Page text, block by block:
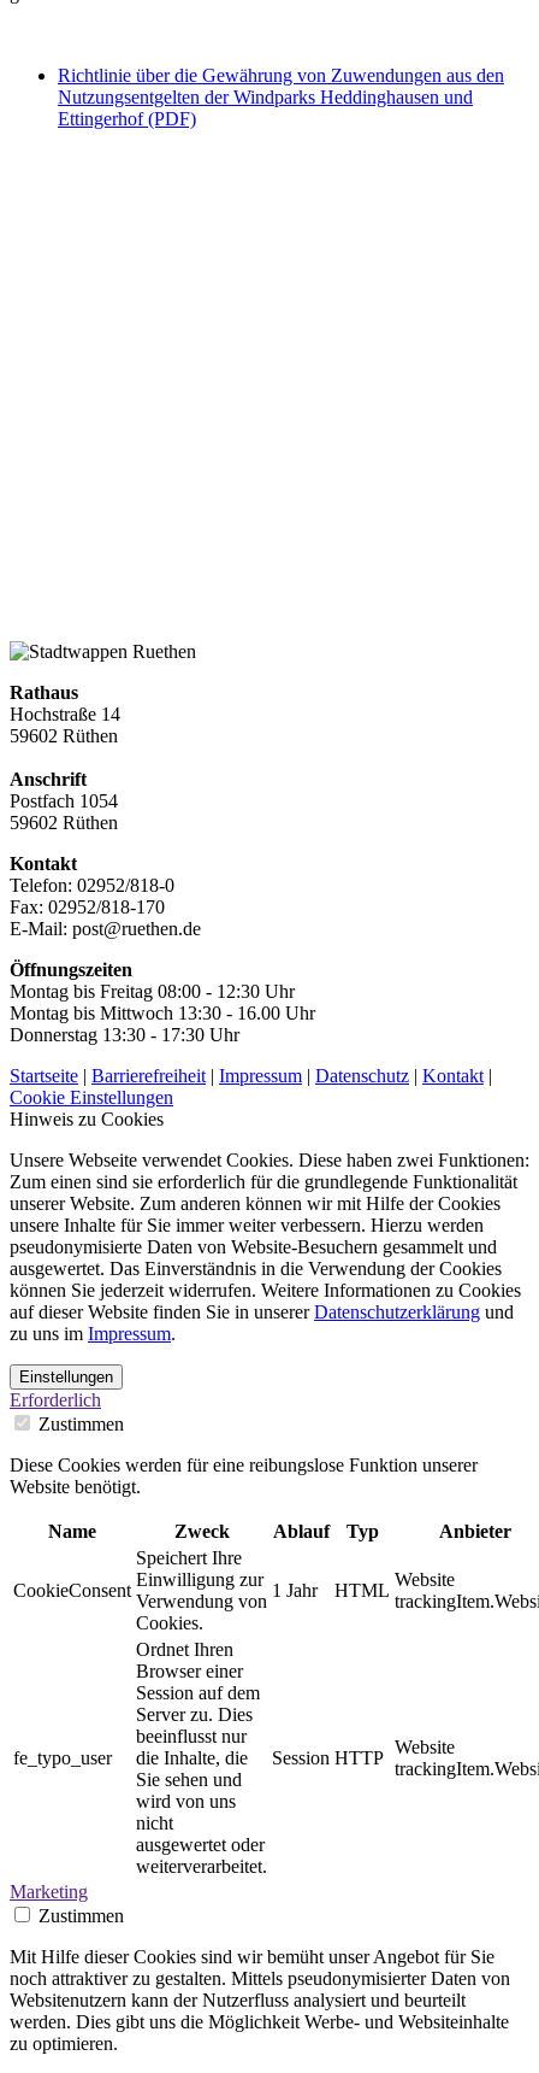
Richtlinie über die Gewährung von Zuwendungen aus den
Nutzungsentgelten der Windparks Heddinghausen und
Ettingerhof (PDF)
Rathaus
Hochstraße 14
59602 Rüthen
Anschrift
Postfach 1054
59602 Rüthen
Kontakt
Telefon: 02952/818-0
Fax: 02952/818-170
E-Mail: post@ruethen.de
Öffnungszeiten
Montag bis Freitag 08:00 - 12:30 Uhr
Montag bis Mittwoch 13:30 - 16.00 Uhr
Donnerstag 13:30 - 17:30 Uhr
Startseite | Barrierefreiheit | Impressum | Datenschutz | Kontakt |
Cookie Einstellungen
Hinweis zu Cookies
Unsere Webseite verwendet Cookies. Diese haben zwei Funktionen:
Zum einen sind sie erforderlich für die grundlegende Funktionalität
unserer Website. Zum anderen können wir mit Hilfe der Cookies
unsere Inhalte für Sie immer weiter verbessern. Hierzu werden
pseudonymisierte Daten von Website-Besuchern gesammelt und
ausgewertet. Das Einverständnis in die Verwendung der Cookies
können Sie jederzeit widerrufen. Weitere Informationen zu Cookies
auf dieser Website finden Sie in unsererDatenschutzerklärung und
zu uns im Impressum.
Einstellungen
Erforderlich
Zustimmen
Diese Cookies werden für eine reibungslose Funktion unserer
Website benötigt.
Name Zweck Ablauf Typ Anbieter
CookieConsent
Speichert Ihre
Einwilligung zur
Verwendung von
Cookies.
1 Jahr HTML
Website
fe_typo_user
Ordnet Ihren
Browser einer
Session auf dem
Server zu. Dies
beeinflusst nur
die Inhalte, die
Sie sehen und
wird von uns
nicht
ausgewertet oder
weiterverarbeitet.
Session HTTP
Website
Marketing
Zustimmen
Mit Hilfe dieser Cookies sind wir bemüht unser Angebot für Sie
noch attraktiver zu gestalten. Mittels pseudonymisierter Daten von
Websitenutzern kann der Nutzerfluss analysiert und beurteilt
werden. Dies gibt uns die Möglichkeit Werbe- und Websiteinhalte
zu optimieren.